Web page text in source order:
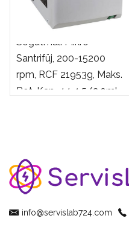
Ohaus FC5515R
Soğutmalı Mikro
Santrifüj, 200-15200
rpm, RCF 21953g, Maks.
Rot. Kap. 44×1.5/2.0ml,
info@servislab724.com